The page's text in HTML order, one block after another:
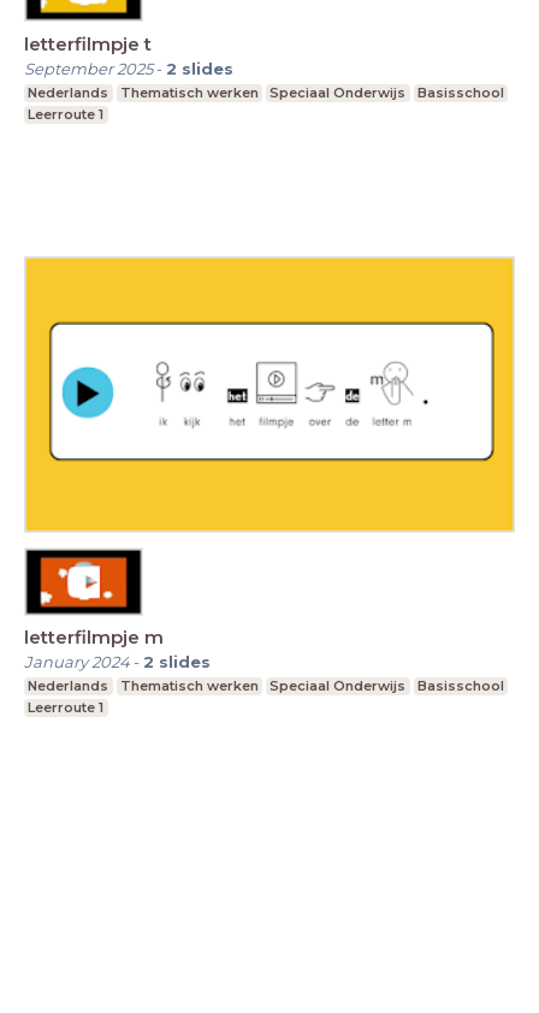
letterfilmpje t
September 2025- 2 slides
Nederlands Thematisch werken Speciaal Onderwijs
Basisschool
Leerroute 1
letterfilmpje m
January 2024- 2 slides
Nederlands Thematisch werken Speciaal Onderwijs
Basisschool
Leerroute 1